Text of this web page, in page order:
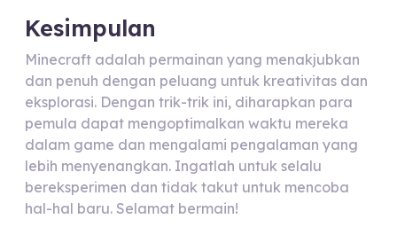
Kesimpulan
Minecraft adalah permainan yang menakjubkan
dan penuh dengan peluang untuk kreativitas dan
eksplorasi. Dengan trik-trik ini, diharapkan para
pemula dapat mengoptimalkan waktu mereka
dalam game dan mengalami pengalaman yang
lebih menyenangkan. Ingatlah untuk selalu
bereksperimen dan tidak takut untuk mencoba
hal-hal baru. Selamat bermain!